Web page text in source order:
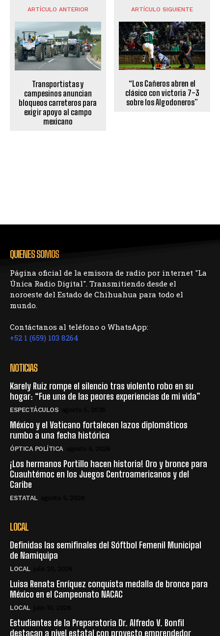
ARTÍCULO ANTERIOR
Transportistas y
campesinos anuncian
bloqueos carreteros para
exigir apoyo al campo
mexicano
ARTÍCULO SIGUIENTE
“Los Cañeros abren el
clásico con victoria 7-3
sobre los Algodoneros”
QUIENES SOMOS
Página oficial de la emisora de radio por internet "La
Única Radio Digital". Transmitiendo desde el
noroeste del Estado de Chihuahua para todo el
mundo.
Contáctanos al teléfono o WhatsApp:
+52 1 (659) 103 8264
NOTICIAS
Karely Ruiz rompe el silencio tras violento robo en su
hogar: “Fue una de las peores experiencias de mi vida”
ESPECTÁCULOS
México y el Vaticano fortalecen lazos diplomáticos
rumbo a una fecha histórica
ÓPTICA POLÍTICA
¡Los hermanos Portillo hacen historia! Oro y bronce para
Cuauhtémoc en los Juegos Centroamericanos y del
Caribe
ESTATAL
LOCAL
Definidas las semifinales del Sóftbol Femenil Municipal
de Namiquipa
LOCAL
Luisa Renata Enríquez conquista medalla de bronce para
México en el Campeonato NACAC
LOCAL
Estudiantes de la Preparatoria Dr. Alfredo V. Bonfil
destacan a nivel estatal con proyecto emprendedor